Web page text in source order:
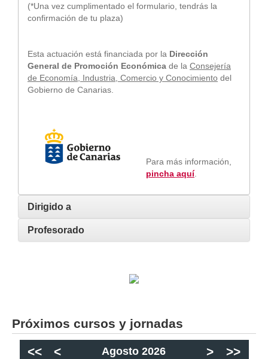
(*Una vez cumplimentado el formulario, tendrás la
confirmación de tu plaza)
Esta actuación está financiada por la Dirección
General de Promoción Económica de la Consejería
de Economía, Industria, Comercio y Conocimiento del
Gobierno de Canarias.
Para más información,
pincha aquí.
Dirigido a
Profesorado
Próximos cursos y jornadas
<< < Agosto 2026 > >>